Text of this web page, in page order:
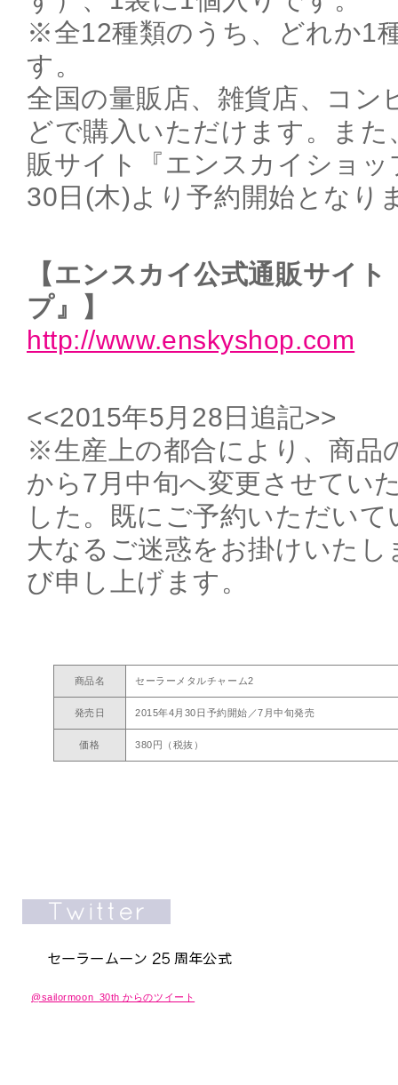
※全12種類のうち、どれか1
す。
全国の量販店、雑貨店、コン
どで購入いただけます。ま
販サイト『エンスカイショ
30日(木)より予約開始とな
【エンスカイ公式通販サイ
プ』】
http://www.enskyshop.com
<<2015年5月28日追記>>
※生産上の都合により、商品
から7月中旬へ変更させてい
した。既にご予約いただい
大なるご迷惑をお掛けいた
び申し上げます。
商品名 セーラーメタルチャーム2
発売日 2015年4月30日予約開始／7月中旬発売
価格 380円（税抜）
@sailormoon_30th からのツイート